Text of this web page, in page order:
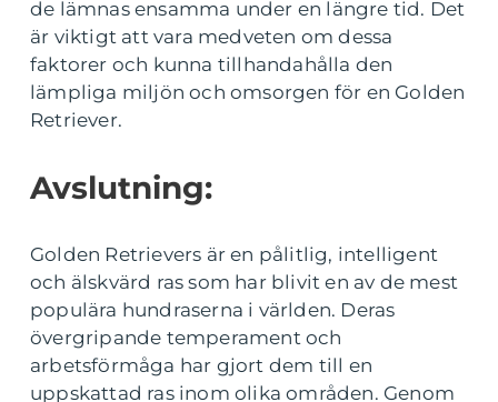
de lämnas ensamma under en längre tid. Det
är viktigt att vara medveten om dessa
faktorer och kunna tillhandahålla den
lämpliga miljön och omsorgen för en Golden
Retriever.
Avslutning:
Golden Retrievers är en pålitlig, intelligent
och älskvärd ras som har blivit en av de mest
populära hundraserna i världen. Deras
övergripande temperament och
arbetsförmåga har gjort dem till en
uppskattad ras inom olika områden. Genom